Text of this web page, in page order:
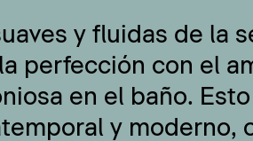
y fluidas de la
perfección con el
en el baño.
y moderno,